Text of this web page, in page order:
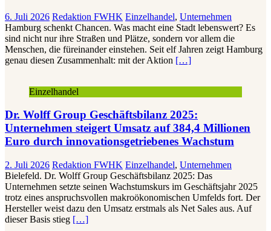
6. Juli 2026 Redaktion FWHK Einzelhandel, Unternehmen
Hamburg schenkt Chancen. Was macht eine Stadt lebenswert? Es
sind nicht nur ihre Straßen und Plätze, sondern vor allem die
Menschen, die füreinander einstehen. Seit elf Jahren zeigt Hamburg
genau diesen Zusammenhalt: mit der Aktion […]
Einzelhandel
Dr. Wolff Group Geschäftsbilanz 2025:
Unternehmen steigert Umsatz auf 384,4 Millionen
Euro durch innovationsgetriebenes Wachstum
2. Juli 2026 Redaktion FWHK Einzelhandel, Unternehmen
Bielefeld. Dr. Wolff Group Geschäftsbilanz 2025: Das
Unternehmen setzte seinen Wachstumskurs im Geschäftsjahr 2025
trotz eines anspruchsvollen makroökonomischen Umfelds fort. Der
Hersteller weist dazu den Umsatz erstmals als Net Sales aus. Auf
dieser Basis stieg […]